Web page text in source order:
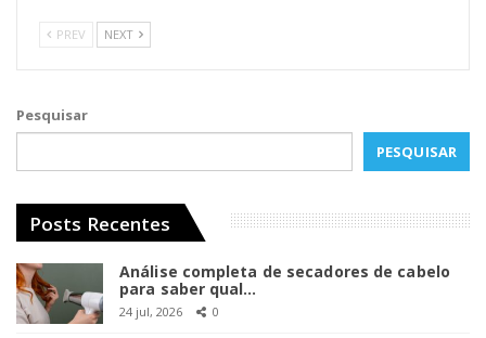
PREV NEXT
Pesquisar
PESQUISAR
Posts Recentes
Análise completa de secadores de cabelo
para saber qual…
24 jul, 2026 0